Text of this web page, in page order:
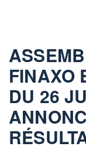
FINAXO
DU 26